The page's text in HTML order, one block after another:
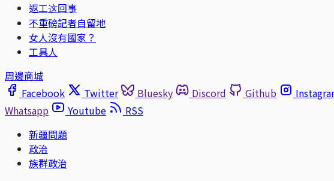
返工这回事
不重磅記者自留地
女人沒有國家？
工具人
周邊商城
Facebook
Twitter Bluesky Discord Github
Whatsapp
Youtube
RSS
新疆問題
政治
族群政治